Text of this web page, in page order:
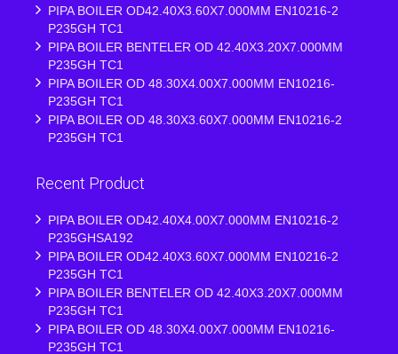
PIPA BOILER OD42.40X3.60X7.000MM EN10216-2
P235GH TC1
PIPA BOILER BENTELER OD 42.40X3.20X7.000MM
P235GH TC1
PIPA BOILER OD 48.30X4.00X7.000MM EN10216-
P235GH TC1
PIPA BOILER OD 48.30X3.60X7.000MM EN10216-2
P235GH TC1
Recent Product
PIPA BOILER OD42.40X4.00X7.000MM EN10216-2
P235GHSA192
PIPA BOILER OD42.40X3.60X7.000MM EN10216-2
P235GH TC1
PIPA BOILER BENTELER OD 42.40X3.20X7.000MM
P235GH TC1
PIPA BOILER OD 48.30X4.00X7.000MM EN10216-
P235GH TC1